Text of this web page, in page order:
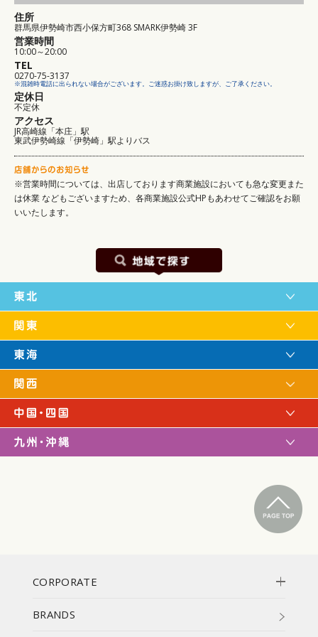
住所
群馬県伊勢崎市西小保方町368 SMARK伊勢崎 3F
営業時間
10:00～20:00
TEL
0270-75-3137
※混雑時電話に出られない場合がございます。ご迷惑お掛け致しますが、ご了承ください。
定休日
不定休
アクセス
JR高崎線「本庄」駅
東武伊勢崎線「伊勢崎」駅よりバス
※営業時間については、出店しております商業施設においても急な変更また
は休業などもございますため、各商業施設公式HPもあわせてご確認をお願
いいたします。
CORPORATE
BRANDS